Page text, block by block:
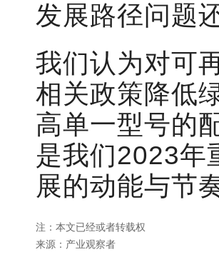
发展路径问题
我们认为对可
相关政策降低
高单一型号的
是我们2023年
展的动能与节奏
注：本文已经或者转载权
来源：产业观察者